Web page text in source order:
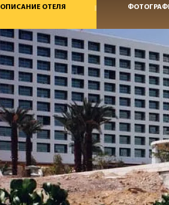
ОПИСАНИЕ ОТЕЛЯ